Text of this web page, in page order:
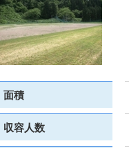
面積
収容人数